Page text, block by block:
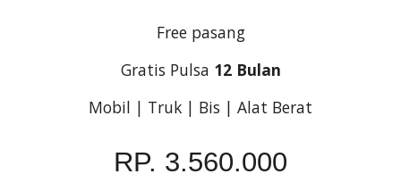
Free pasang
Gratis Pulsa 12 Bulan
Mobil | Truk | Bis | Alat Berat
RP. 3.560.000